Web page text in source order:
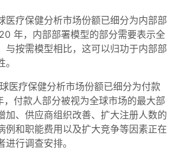
医疗保健分析市场份额已细分为内部部
年，内部部署模型的部分需要表示全
与按需模型相比，这可以归功于内部部
。
医疗保健分析市场份额已细分为付款
付款人部分被视为全球市场的最大部
加、供应商组织改善、扩大注册人数的
例和职能费用以及扩大竞争等因素正在
进行调查安排。